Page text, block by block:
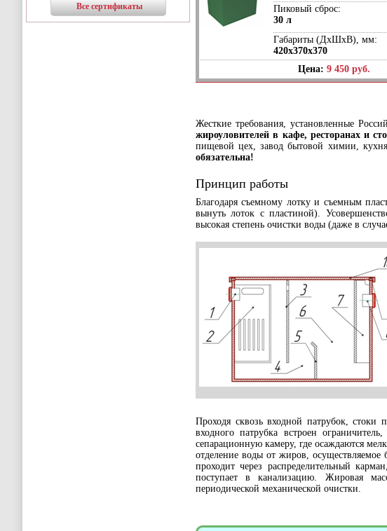
Все сертификаты
Пиковый сброс:
30 л
Габариты (ДхШхВ), мм:
420х370х370
Цена: 9 450 руб.
Жесткие требования, установленные
жироуловителей в кафе, ресторанах и
пищевой цех, завод бытовой химии,
обязательна!
Принцип работы
Благодаря съемному лотку и съемным
вынуть лоток с пластиной).
высокая степень очистки воды (даже в
Проходя сквозь входной патрубок, стоки
входного патрубка встроен
сепарационную камеру, где осаждаются
отделение воды от жиров, осуществляемое
проходит через распределительный
поступает в канализацию. Жировая
периодической механической очистки.